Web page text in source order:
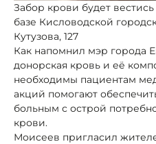
Забор крови будет
базе Кисловодской
Кутузова, 127
Как напомнил мэр города
донорская кровь и её
необходимы пациентам
акций помогают
больным с острой
крови.
Моисеев пригласил